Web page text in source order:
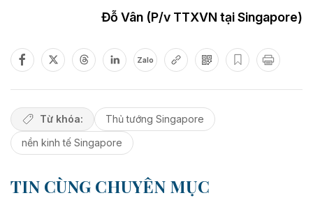
Đỗ Vân (P/v TTXVN tại Singapore)
Zalo
Từ khóa:
Thủ tướng Singapore
nền kinh tế Singapore
TIN CÙNG CHUYÊN MỤC